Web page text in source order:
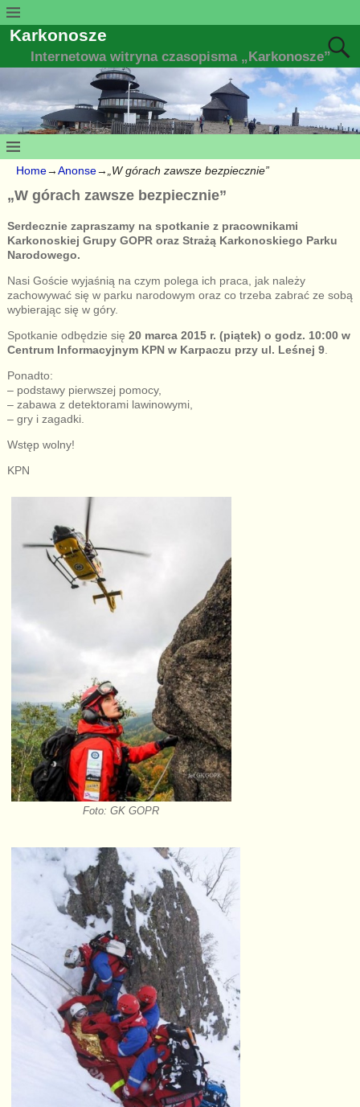
Karkonosze
Internetowa witryna czasopisma „Karkonosze”
Home→Anonse→ „W górach zawsze bezpiecznie”
„W górach zawsze bezpiecznie”
Serdecznie zapraszamy na spotkanie z pracownikami
Karkonoskiej Grupy GOPR oraz Strażą Karkonoskiego Parku
Narodowego.
Nasi Goście wyjaśnią na czym polega ich praca, jak należy
zachowywać się w parku narodowym oraz co trzeba zabrać ze sobą
wybierając się w góry.
Spotkanie odbędzie się 20 marca 2015 r. (piątek) o godz. 10:00 w
Centrum Informacyjnym KPN w Karpaczu przy ul. Leśnej 9.
Ponadto:
– podstawy pierwszej pomocy,
– zabawa z detektorami lawinowymi,
– gry i zagadki.
Wstęp wolny!
KPN
Foto: GK GOPR